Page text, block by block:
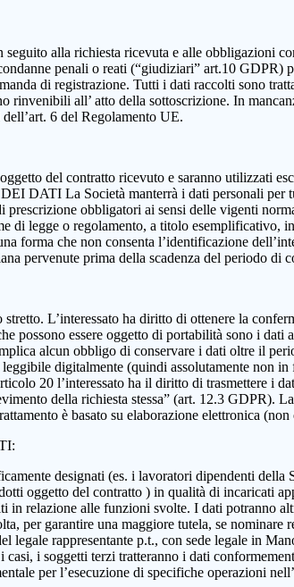
alla richiesta ricevuta e alle obbligazioni
penali o reati (“giudiziari” art.10 GDPR)
di registrazione. Tutti i dati raccolti sono
all’ atto della sottoscrizione. In
6 del Regolamento UE.
del contratto ricevuto e saranno utilizzati
DATI La Società manterrà i dati personali per
obbligatori ai sensi delle vigenti
legge o regolamento, a titolo esemplificativo,
forma che non consenta l’identificazione
pervenute prima della scadenza del periodo di
L’interessato ha diritto di ottenere la
essere oggetto di portabilità sono i dati
alcun obbligo di conservare i dati oltre il
digitalmente (quindi assolutamente non
20 l’interessato ha il diritto di trasmettere i
della richiesta stessa” (art. 12.3 GDPR).
è basato su elaborazione elettronica
designati (es. i lavoratori dipendenti
oggetto del contratto ) in qualità di incaricati
relazione alle funzioni svolte. I dati potranno
per garantire una maggiore tutela, se
legale rappresentante p.t., con sede legale in
i soggetti terzi tratteranno i dati
per l’esecuzione di specifiche operazioni